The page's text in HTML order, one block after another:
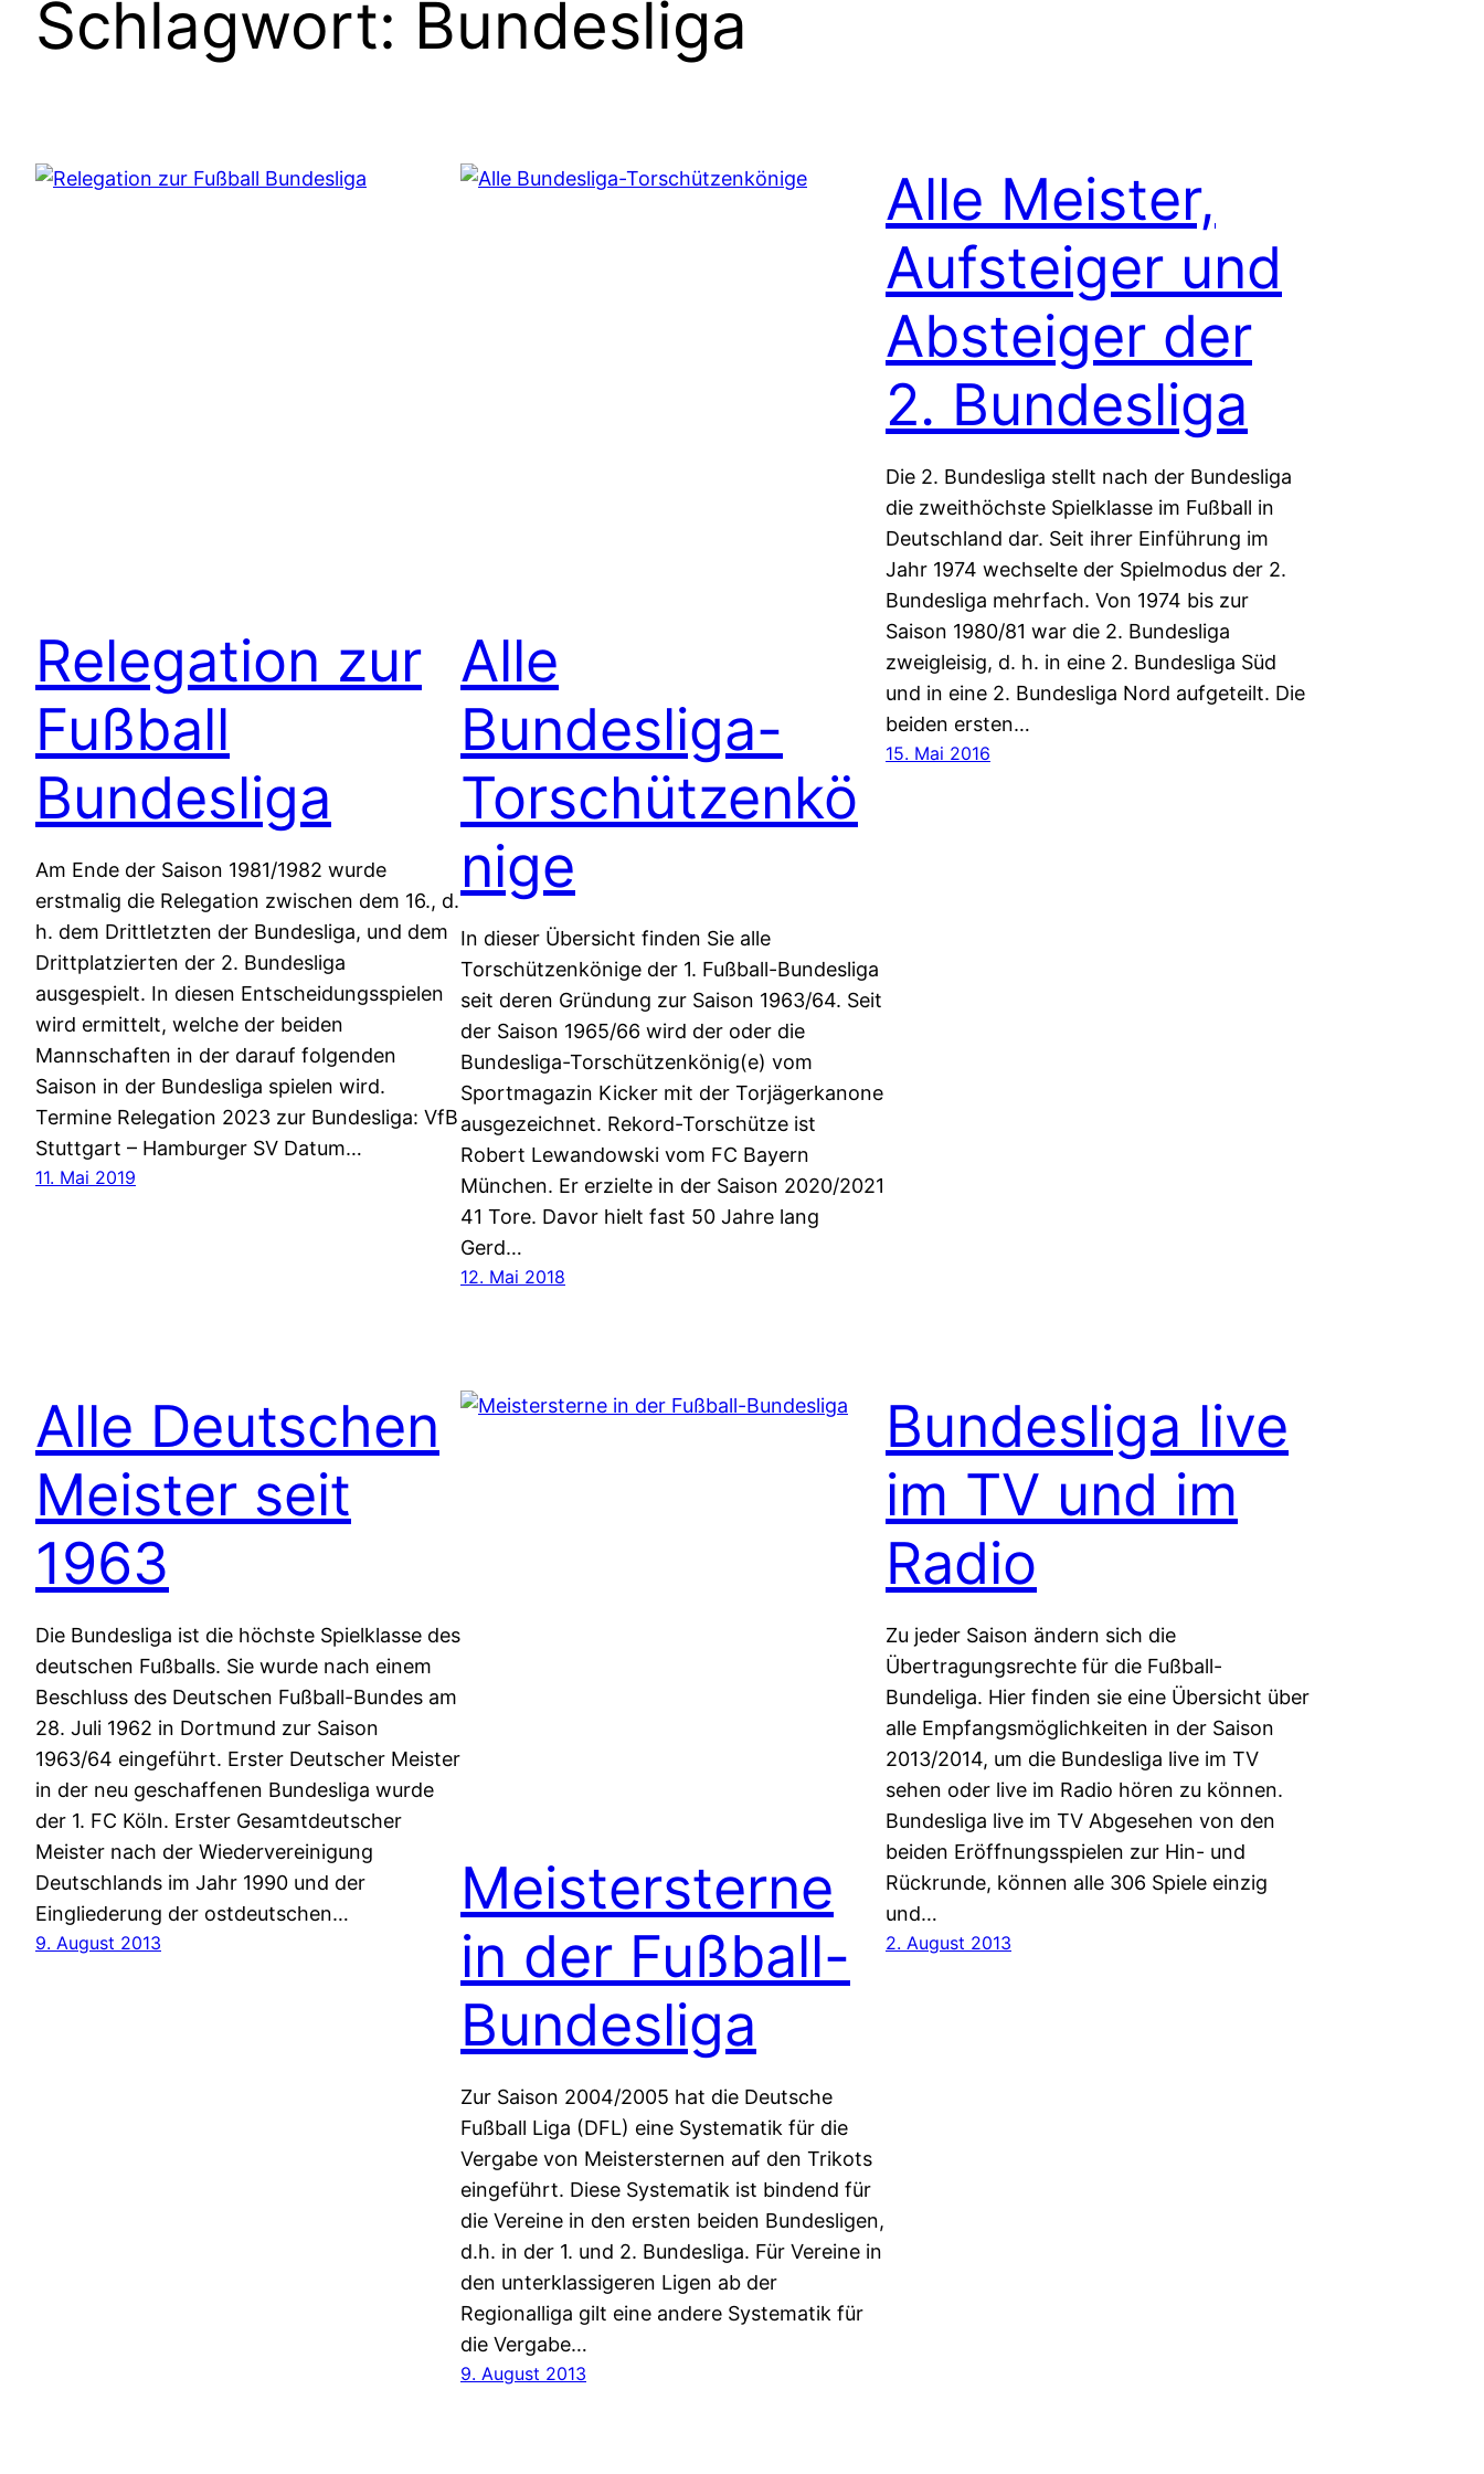
Schlagwort: Bundesliga
Relegation zur
Fußball
Bundesliga
Am Ende der Saison 1981/1982 wurde
erstmalig die Relegation zwischen dem 16., d.
h. dem Drittletzten der Bundesliga, und dem
Drittplatzierten der 2. Bundesliga
ausgespielt. In diesen Entscheidungsspielen
wird ermittelt, welche der beiden
Mannschaften in der darauf folgenden
Saison in der Bundesliga spielen wird.
Termine Relegation 2023 zur Bundesliga: VfB
Stuttgart – Hamburger SV Datum…
11. Mai 2019
Alle
Bundesliga-
Torschützenkö
nige
In dieser Übersicht finden Sie alle
Torschützenkönige der 1. Fußball-Bundesliga
seit deren Gründung zur Saison 1963/64. Seit
der Saison 1965/66 wird der oder die
Bundesliga-Torschützenkönig(e) vom
Sportmagazin Kicker mit der Torjägerkanone
ausgezeichnet. Rekord-Torschütze ist
Robert Lewandowski vom FC Bayern
München. Er erzielte in der Saison 2020/2021
41 Tore. Davor hielt fast 50 Jahre lang
Gerd…
12. Mai 2018
Alle Meister,
Aufsteiger und
Absteiger der
2. Bundesliga
Die 2. Bundesliga stellt nach der Bundesliga
die zweithöchste Spielklasse im Fußball in
Deutschland dar. Seit ihrer Einführung im
Jahr 1974 wechselte der Spielmodus der 2.
Bundesliga mehrfach. Von 1974 bis zur
Saison 1980/81 war die 2. Bundesliga
zweigleisig, d. h. in eine 2. Bundesliga Süd
und in eine 2. Bundesliga Nord aufgeteilt. Die
beiden ersten…
15. Mai 2016
Alle Deutschen
Meister seit
1963
Die Bundesliga ist die höchste Spielklasse des
deutschen Fußballs. Sie wurde nach einem
Beschluss des Deutschen Fußball-Bundes am
28. Juli 1962 in Dortmund zur Saison
1963/64 eingeführt. Erster Deutscher Meister
in der neu geschaffenen Bundesliga wurde
der 1. FC Köln. Erster Gesamtdeutscher
Meister nach der Wiedervereinigung
Deutschlands im Jahr 1990 und der
Eingliederung der ostdeutschen…
9. August 2013
Meistersterne
in der Fußball-
Bundesliga
Zur Saison 2004/2005 hat die Deutsche
Fußball Liga (DFL) eine Systematik für die
Vergabe von Meistersternen auf den Trikots
eingeführt. Diese Systematik ist bindend für
die Vereine in den ersten beiden Bundesligen,
d.h. in der 1. und 2. Bundesliga. Für Vereine in
den unterklassigeren Ligen ab der
Regionalliga gilt eine andere Systematik für
die Vergabe…
9. August 2013
Bundesliga live
im TV und im
Radio
Zu jeder Saison ändern sich die
Übertragungsrechte für die Fußball-
Bundeliga. Hier finden sie eine Übersicht über
alle Empfangsmöglichkeiten in der Saison
2013/2014, um die Bundesliga live im TV
sehen oder live im Radio hören zu können.
Bundesliga live im TV Abgesehen von den
beiden Eröffnungsspielen zur Hin- und
Rückrunde, können alle 306 Spiele einzig
und…
2. August 2013